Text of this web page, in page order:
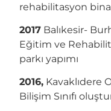
rehabilitasyon
2017 Balıkesir-
Eğitim ve
parkı yapımı
2016, Kavaklıdere
Bilişim Sınıfı